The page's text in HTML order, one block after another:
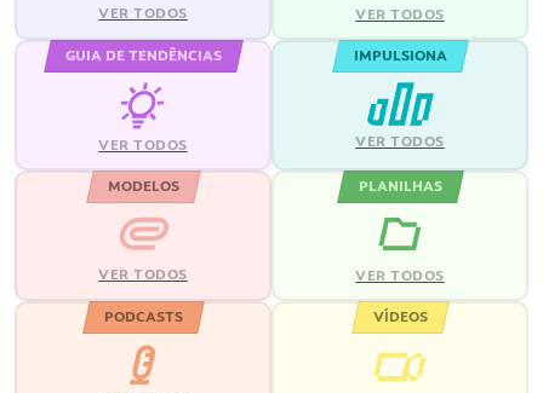
VER TODOS VER TODOS
GUIA DE TENDÊNCIAS
VER TODOS
IMPULSIONA
VER TODOS
MODELOS
VER TODOS
PLANILHAS
VER TODOS
PODCASTS VÍDEOS